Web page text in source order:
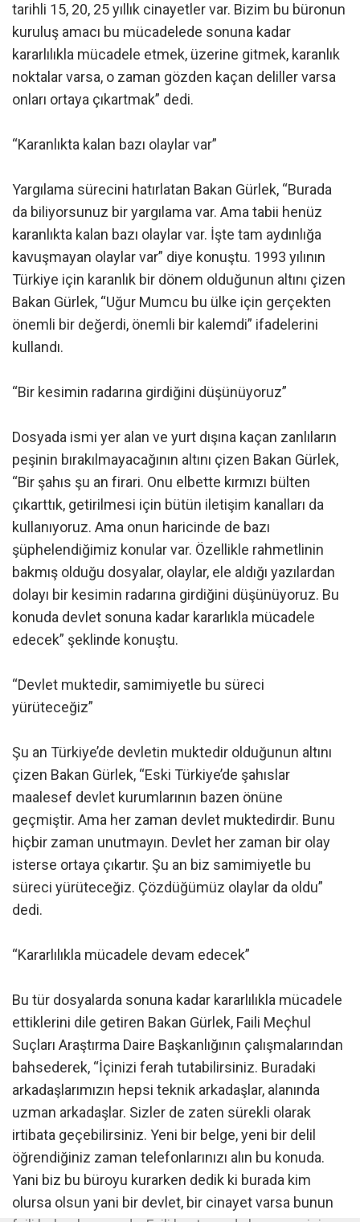
tarihli 15, 20, 25 yıllık cinayetler var. Bizim bu büronun
kuruluş amacı bu mücadelede sonuna kadar
kararlılıkla mücadele etmek, üzerine gitmek, karanlık
noktalar varsa, o zaman gözden kaçan deliller varsa
onları ortaya çıkartmak” dedi.
“Karanlıkta kalan bazı olaylar var”
Yargılama sürecini hatırlatan Bakan Gürlek, “Burada
da biliyorsunuz bir yargılama var. Ama tabii henüz
karanlıkta kalan bazı olaylar var. İşte tam aydınlığa
kavuşmayan olaylar var” diye konuştu. 1993 yılının
Türkiye için karanlık bir dönem olduğunun altını çizen
Bakan Gürlek, “Uğur Mumcu bu ülke için gerçekten
önemli bir değerdi, önemli bir kalemdi” ifadelerini
kullandı.
“Bir kesimin radarına girdiğini düşünüyoruz”
Dosyada ismi yer alan ve yurt dışına kaçan zanlıların
peşinin bırakılmayacağının altını çizen Bakan Gürlek,
“Bir şahıs şu an firari. Onu elbette kırmızı bülten
çıkarttık, getirilmesi için bütün iletişim kanalları da
kullanıyoruz. Ama onun haricinde de bazı
şüphelendiğimiz konular var. Özellikle rahmetlinin
bakmış olduğu dosyalar, olaylar, ele aldığı yazılardan
dolayı bir kesimin radarına girdiğini düşünüyoruz. Bu
konuda devlet sonuna kadar kararlıkla mücadele
edecek” şeklinde konuştu.
“Devlet muktedir, samimiyetle bu süreci
yürüteceğiz”
Şu an Türkiye’de devletin muktedir olduğunun altını
çizen Bakan Gürlek, “Eski Türkiye’de şahıslar
maalesef devlet kurumlarının bazen önüne
geçmiştir. Ama her zaman devlet muktedirdir. Bunu
hiçbir zaman unutmayın. Devlet her zaman bir olay
isterse ortaya çıkartır. Şu an biz samimiyetle bu
süreci yürüteceğiz. Çözdüğümüz olaylar da oldu”
dedi.
“Kararlılıkla mücadele devam edecek”
Bu tür dosyalarda sonuna kadar kararlılıkla mücadele
ettiklerini dile getiren Bakan Gürlek, Faili Meçhul
Suçları Araştırma Daire Başkanlığının çalışmalarından
bahsederek, “İçinizi ferah tutabilirsiniz. Buradaki
arkadaşlarımızın hepsi teknik arkadaşlar, alanında
uzman arkadaşlar. Sizler de zaten sürekli olarak
irtibata geçebilirsiniz. Yeni bir belge, yeni bir delil
öğrendiğiniz zaman telefonlarınızı alın bu konuda.
Yani biz bu büroyu kurarken dedik ki burada kim
olursa olsun yani bir devlet, bir cinayet varsa bunun